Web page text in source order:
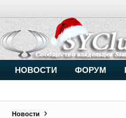
Новости
Внимание, новые
Основное общение
Присоединяйтесь.
Чип-тюнинг
НОВОСТИ ФОРУМ